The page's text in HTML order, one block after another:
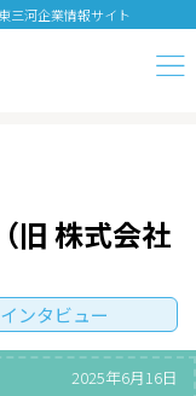
三河企業情報サイト
旧 株式会社
インタビュー
2025年6月16日